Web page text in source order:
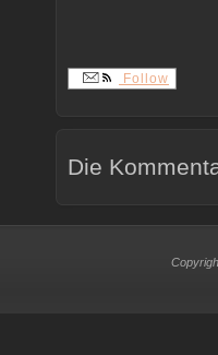
Follow
Die